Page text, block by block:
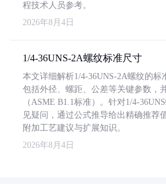
程技术人员参考。
2026年8月4日
1/4-36UNS-2A螺纹标准尺寸
本文详细解析1/4-36UNS-2A螺纹的标
包括外径、螺距、公差等关键参数，
（ASME B1.1标准）。针对1/4-
见疑问，通过公式推导给出精确推荐
附加工艺建议与扩展知识。
2026年8月4日